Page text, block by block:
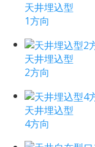
天井埋込型
1方向
天井埋込型
2方向
天井埋込型
4方向